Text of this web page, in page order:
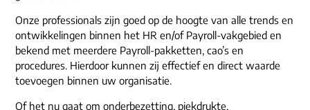
Onze professionals zijn goed op de hoogte van alle trends en
ontwikkelingen binnen het HR en/of Payroll-vakgebied en
bekend met meerdere Payroll-pakketten, cao’s en
procedures. Hierdoor kunnen zij effectief en direct waarde
toevoegen binnen uw organisatie.
Of het nu gaat om onderbezetting, piekdrukte,